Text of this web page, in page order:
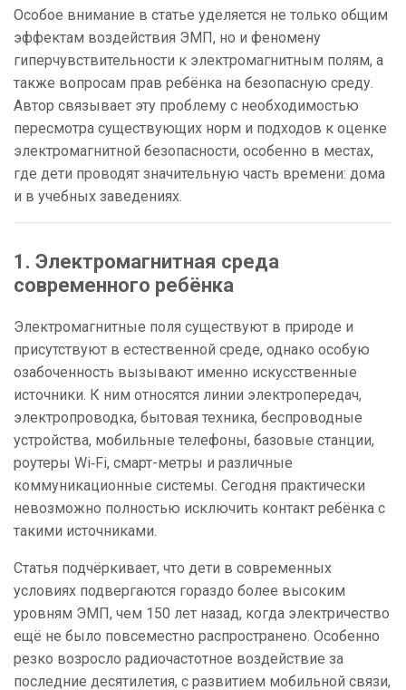
Особое внимание в статье уделяется не только общим
эффектам воздействия ЭМП, но и феномену
гиперчувствительности к электромагнитным полям, а
также вопросам прав ребёнка на безопасную среду.
Автор связывает эту проблему с необходимостью
пересмотра существующих норм и подходов к оценке
электромагнитной безопасности, особенно в местах,
где дети проводят значительную часть времени: дома
и в учебных заведениях.
1. Электромагнитная среда
современного ребёнка
Электромагнитные поля существуют в природе и
присутствуют в естественной среде, однако особую
озабоченность вызывают именно искусственные
источники. К ним относятся линии электропередач,
электропроводка, бытовая техника, беспроводные
устройства, мобильные телефоны, базовые станции,
роутеры Wi‑Fi, смарт-метры и различные
коммуникационные системы. Сегодня практически
невозможно полностью исключить контакт ребёнка с
такими источниками.
Статья подчёркивает, что дети в современных
условиях подвергаются гораздо более высоким
уровням ЭМП, чем 150 лет назад, когда электричество
ещё не было повсеместно распространено. Особенно
резко возросло радиочастотное воздействие за
последние десятилетия, с развитием мобильной связи,